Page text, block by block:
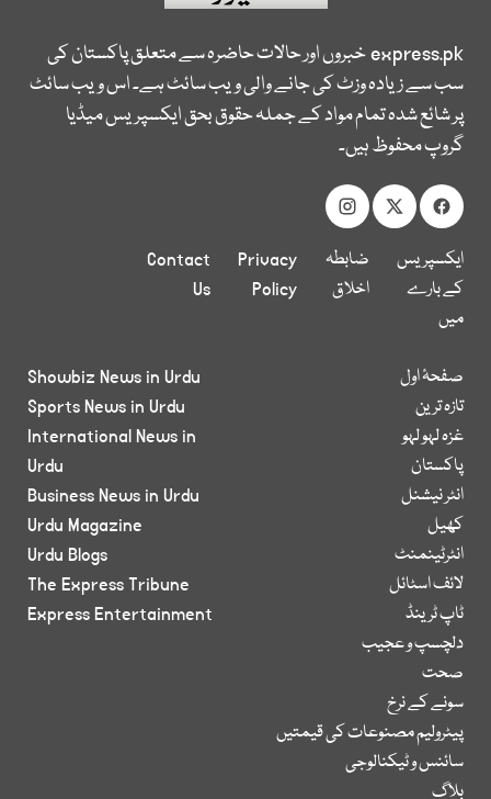
express.pkخبروں اور حالات حاضرہ سے متعلق پاکستان کی
سب سے زیادہ وزٹ کی جانے والی ویب سائٹ ہے۔ اس ویب سائٹ
پر شائع شدہ تمام مواد کے جملہ حقوق بحق ایکسپریس میڈیا
گروپ محفوظ ہیں۔
ایکسپریس
کے بارے
میں
ضابطہ
اخلاق
Privacy
Policy
Contact
Us
صفحۂ اول
تازہ ترین
غزہ لہو لہو
پاکستان
انٹر نیشنل
کھیل
انٹرٹینمنٹ
لائف اسٹائل
ٹاپ ٹرینڈ
دلچسپ و عجیب
صحت
سونے کے نرخ
پیٹرولیم مصنوعات کی قیمتیں
سائنس و ٹیکنالوجی
بلاگ
Showbiz News in Urdu
Sports News in Urdu
International News in
Urdu
Business News in Urdu
Urdu Magazine
Urdu Blogs
The Express Tribune
Express Entertainment